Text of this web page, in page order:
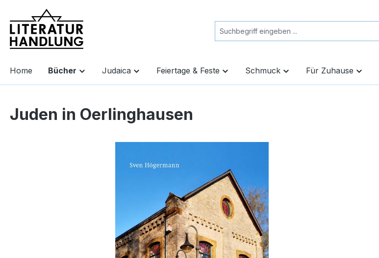
Zur Hauptnavigation springen
Home Bücher Judaica Feiertage & Feste Schmuck Für Zuhause
Juden in Oerlinghausen